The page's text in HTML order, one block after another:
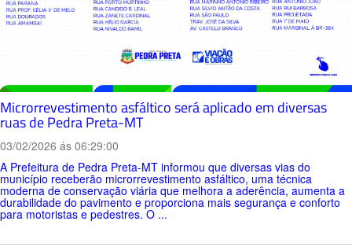
Microrrevestimento asfáltico será aplicado em diversas
ruas de Pedra Preta-MT
03/02/2026 ás 06:29:00
A Prefeitura de Pedra Preta-MT informou que diversas vias do
município receberão microrrevestimento asfáltico, uma técnica
moderna de conservação viária que melhora a aderência, aumenta a
durabilidade do pavimento e proporciona mais segurança e conforto
para motoristas e pedestres. O ...